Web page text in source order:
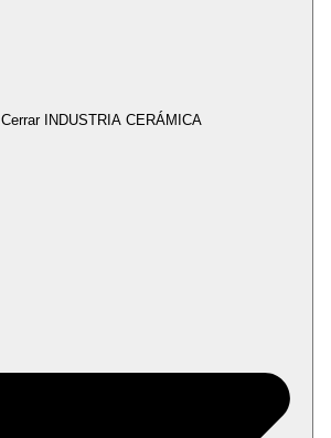
Cerrar INDUSTRIA CERÁMICA